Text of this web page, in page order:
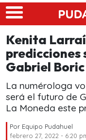
Skip to main content
Kenita
predicciones
Gabriel Boric
La numérologa
será el futuro de
La Moneda este
Por Equipo Pudahuel
febrero 27, 2022 - 6:20